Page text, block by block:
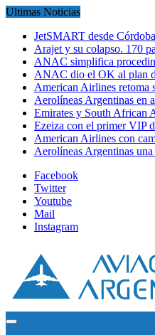
Ultimas Noticias
JetSMART desde
Arajet y su colapso. 170
ANAC simplifica
ANAC dio el OK al plan
American Airlines retoma
Aerolíneas Argentinas en
Emirates y South African
Ezeiza con el primer VIP
American Airlines con
Aerolíneas Argentinas
Facebook
Twitter
Youtube
Mail
Instagram